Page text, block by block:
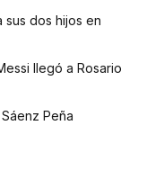
sus dos hijos en
llegó a Rosario
Peña